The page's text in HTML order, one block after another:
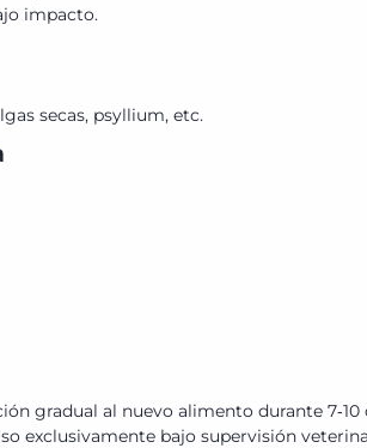
impacto.
secas, psyllium, etc.
gradual al nuevo alimento durante
exclusivamente bajo supervisión